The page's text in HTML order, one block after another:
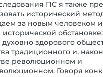
революционном и
Говоря
мы изучаем
ПС внутри
такой, в которой победил